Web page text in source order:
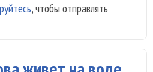
, чтобы отправлять